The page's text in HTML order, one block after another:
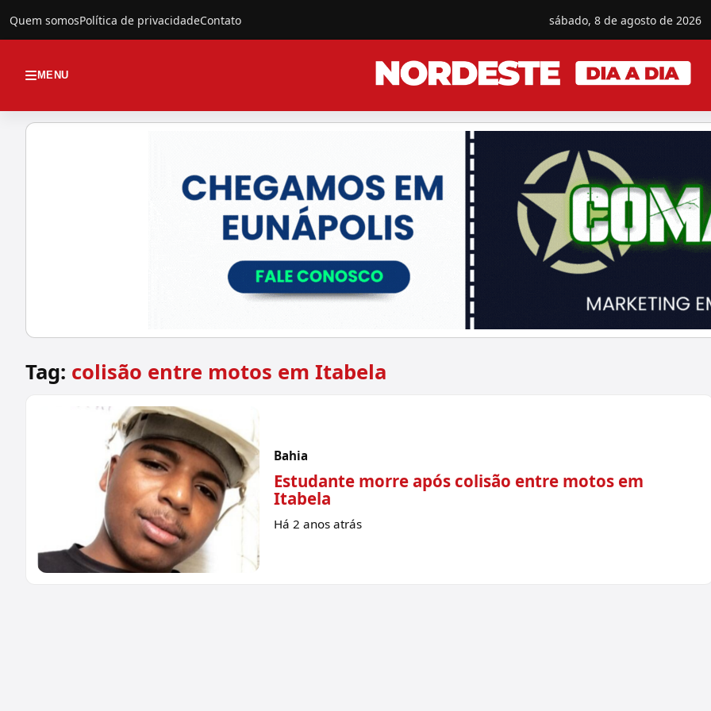
Quem somosPolítica de privacidadeContato sábado, 8 de agosto de 2026
MENU
Tag: colisão entre motos em Itabela
Bahia
Estudante morre após colisão entre motos em
Itabela
Há 2 anos atrás